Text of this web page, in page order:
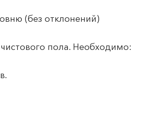
(без отклонений)
пола. Необходимо: